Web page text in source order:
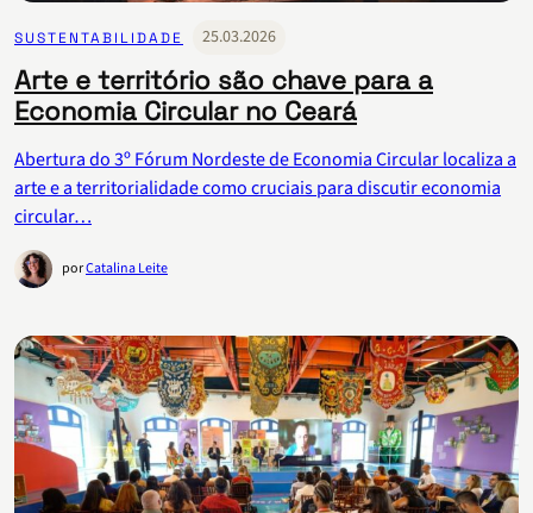
SUSTENTABILIDADE 25.03.2026
Arte e território são chave para a
Economia Circular no Ceará
Abertura do 3º Fórum Nordeste de Economia Circular localiza a
arte e a territorialidade como cruciais para discutir economia
circular…
porCatalina Leite